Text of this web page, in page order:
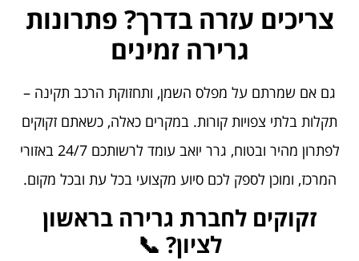
צריכים עזרה בדרך? פתרונות
גרירה זמינים
גם אם שמרתם על מפלס השמן, ותחזוקת הרכב תקינה –
תקלות בלתי צפויות קורות. במקרים כאלה, כשאתם זקוקים
לפתרון מהיר ובטוח, גרר יואב עומד לרשותכם 24/7 באזורי
המרכז, ומוכן לספק לכם סיוע מקצועי בכל עת ובכל מקום.
זקוקים לחברת גרירה בראשון
לציון? 📞